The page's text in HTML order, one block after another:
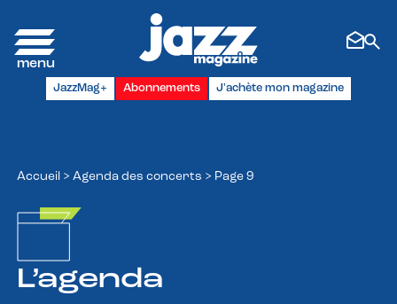
JazzMag+ Abonnements J'achète mon magazine
Accueil > Agenda des concerts > Page 9
L’agenda